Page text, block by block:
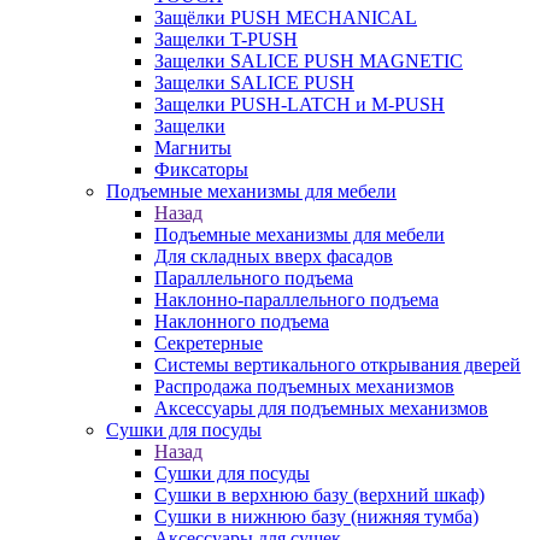
Защёлки PUSH MECHANICAL
Защелки T-PUSH
Защелки SALICE PUSH MAGNETIC
Защелки SALICE PUSH
Защелки PUSH-LATCH и M-PUSH
Защелки
Магниты
Фиксаторы
Подъемные механизмы для мебели
Назад
Подъемные механизмы для мебели
Для складных вверх фасадов
Параллельного подъема
Наклонно-параллельного подъема
Наклонного подъема
Секретерные
Системы вертикального открывания дверей
Распродажа подъемных механизмов
Аксессуары для подъемных механизмов
Сушки для посуды
Назад
Сушки для посуды
Сушки в верхнюю базу (верхний шкаф)
Сушки в нижнюю базу (нижняя тумба)